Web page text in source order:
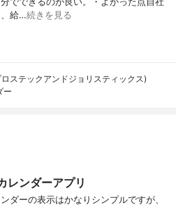
、給…続きを見る
ステックアンドジョリスティックス)
ー
レンダーアプリ
ダーの表示はかなりシンプルですが、